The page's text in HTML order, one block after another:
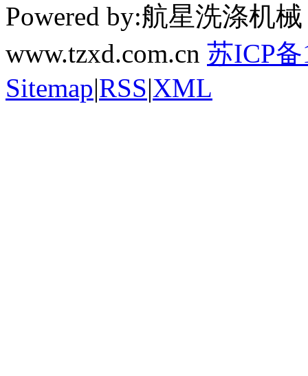
Powered by:航星洗涤机
www.tzxd.com.cn 苏ICP
Sitemap|RSS|XML